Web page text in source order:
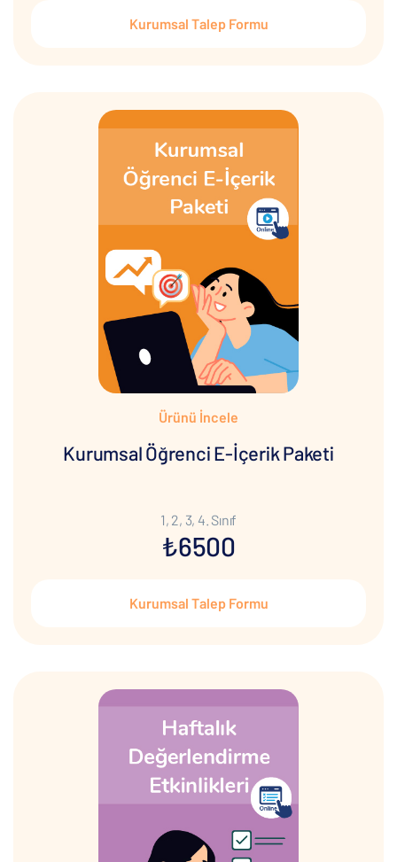
Kurumsal Talep Formu
Ürünü İncele
Kurumsal Öğrenci E-İçerik Paketi
1, 2, 3, 4. Sınıf
₺6500
Kurumsal Talep Formu